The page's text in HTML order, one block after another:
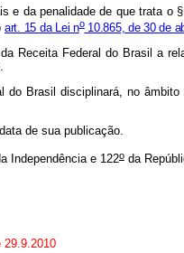
e da penalidade de que trata o
art. 15 da Lei no10.865, de 30 de
Receita Federal do Brasil a
Brasil disciplinará, no
de sua publicação.
Independência e 122oda
29.9.2010